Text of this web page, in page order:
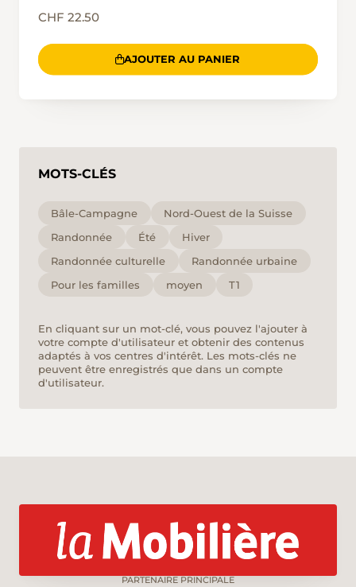
CHF 22.50
AJOUTER AU PANIER
MOTS-CLÉS
Bâle-Campagne
Nord-Ouest de la Suisse
Randonnée
Été
Hiver
Randonnée culturelle
Randonnée urbaine
Pour les familles
moyen T1
En cliquant sur un mot-clé, vous pouvez l'ajouter à
votre compte d'utilisateur et obtenir des contenus
adaptés à vos centres d'intérêt. Les mots-clés ne
peuvent être enregistrés que dans un compte
d'utilisateur.
PARTENAIRE PRINCIPALE